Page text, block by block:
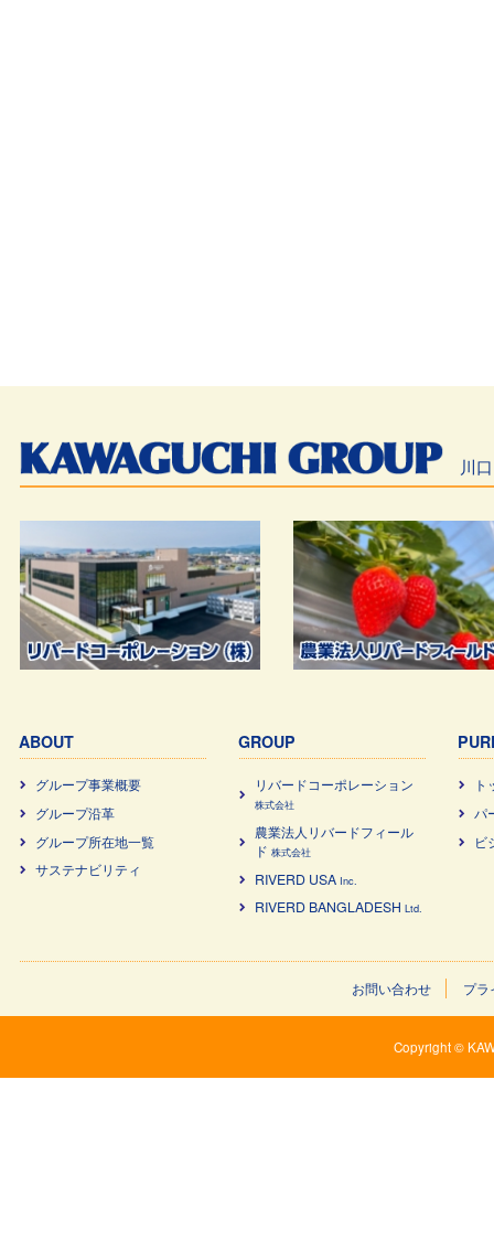
川
ABOUT
グループ事業概要
グループ沿革
グループ所在地一覧
サステナビリティ
GROUP
リバードコーポレーション
株式会社
農業法⼈リバードフィール
ド 株式会社
RIVERD USA Inc.
RIVERD BANGLADESH Ltd.
パ
ビ
お問い合わせ プラ
Copyright ©